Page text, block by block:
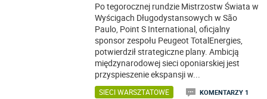
Po tegorocznej rundzie Mistrzostw Świata w
Wyścigach Długodystansowych w São
Paulo, Point S International, oficjalny
sponsor zespołu Peugeot TotalEnergies,
potwierdził strategiczne plany. Ambicją
międzynarodowej sieci oponiarskiej jest
przyspieszenie ekspansji w...
SIECI WARSZTATOWE KOMENTARZY 1